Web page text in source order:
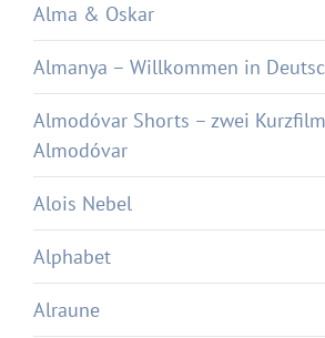
Alma & Oskar
Almanya – Willkommen in
Almodóvar Shorts – zwei
Almodóvar
Alois Nebel
Alphabet
Alraune